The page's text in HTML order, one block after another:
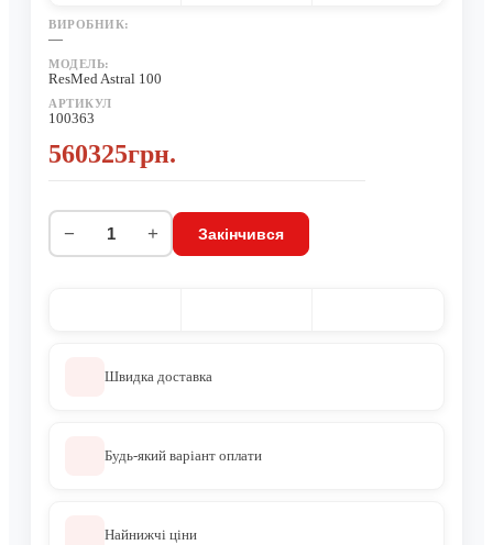
ВИРОБНИК:
—
МОДЕЛЬ:
ResMed Astral 100
АРТИКУЛ
100363
560325грн.
− + Закінчився
Швидка доставка
Будь-який варіант оплати
Найнижчі ціни